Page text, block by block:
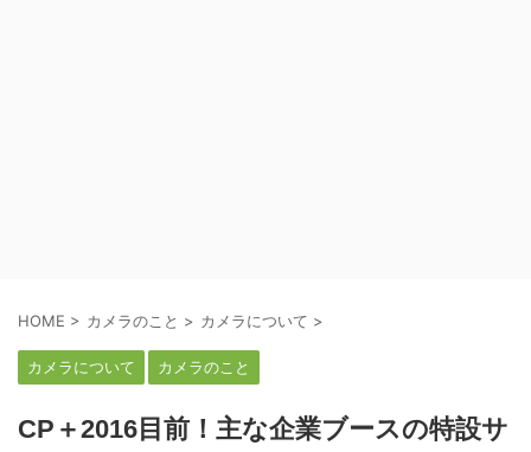
HOME > カメラのこと > カメラについて >
カメラについて カメラのこと
CP＋2016目前！主な企業ブースの特設サ